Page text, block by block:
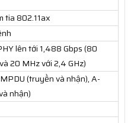
tia 802.11ax
lên tới 1,488 Gbps (80
20 MHz với 2,4 GHz)
(truyền và nhận), A-
nhận)